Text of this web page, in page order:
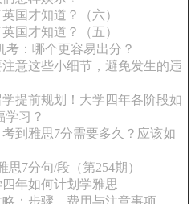
国才知道？（六）
国才知道？（五）
考：哪个更容易出分？
意这些小细节，避免发生的违
提前规划！大学四年各阶段如
学习？
到雅思7分需要多久？应该如
思7分句/段（第254期）
年如何计划学雅思
：步骤、费用与注意事项